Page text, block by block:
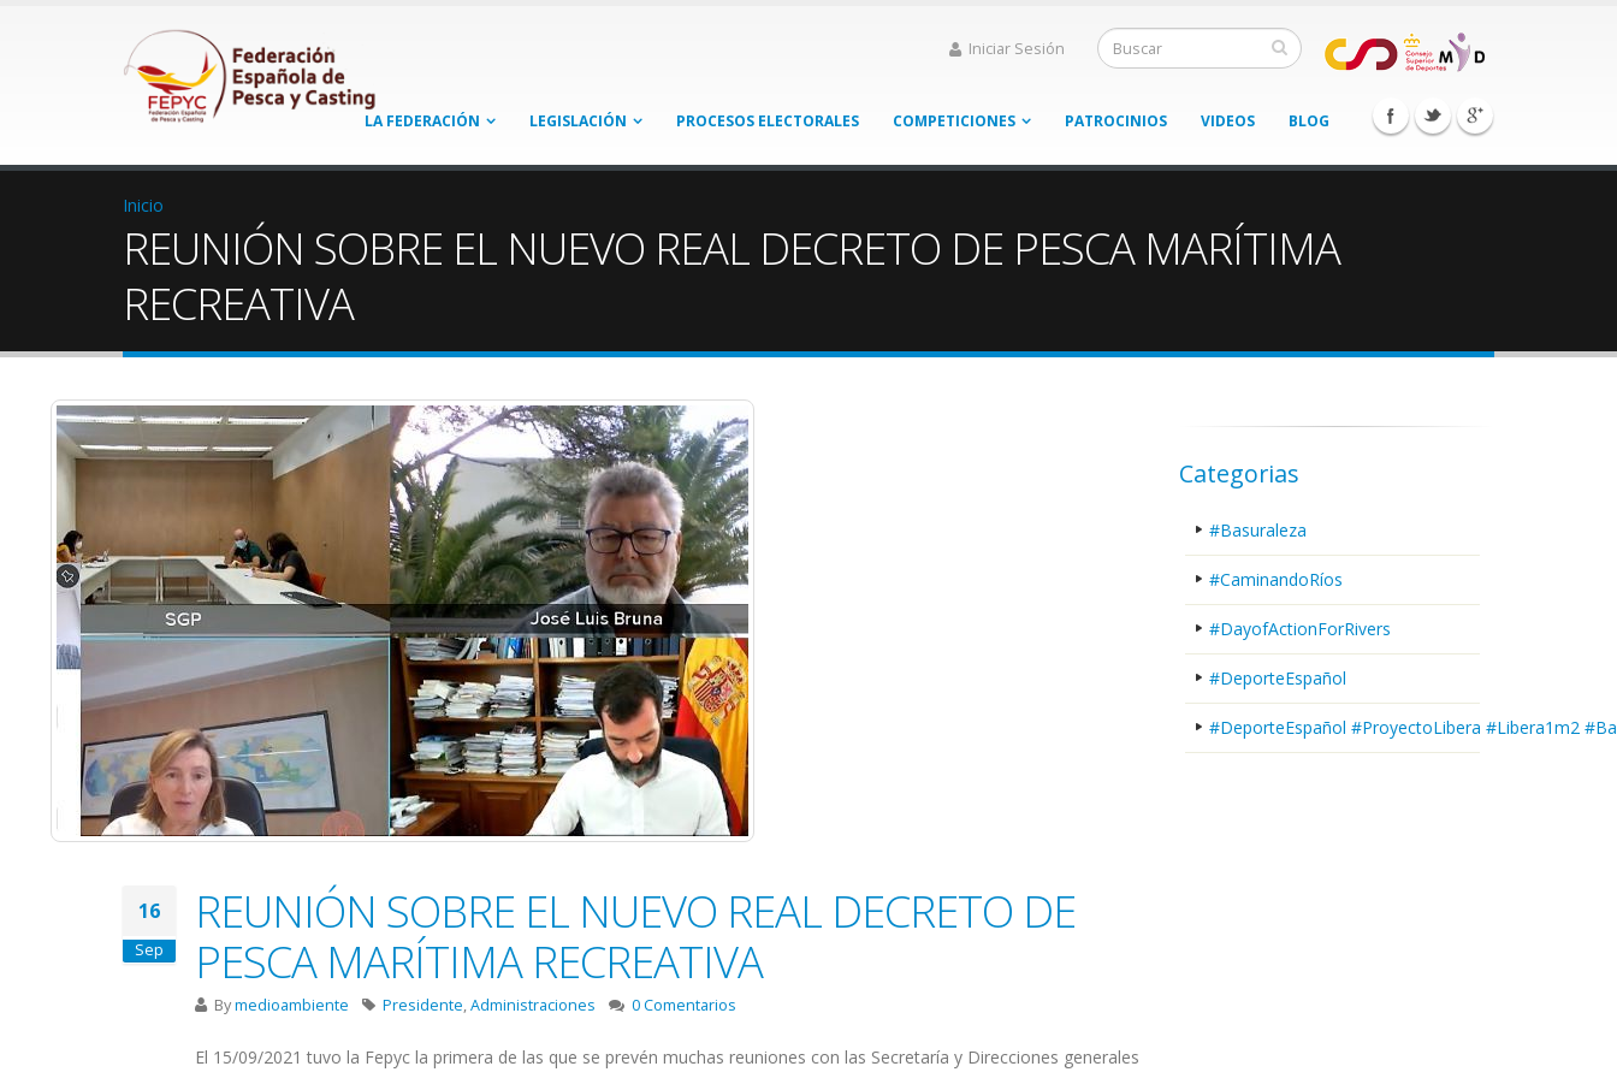
Iniciar Sesión
LA FEDERACIÓN LEGISLACIÓN PROCESOS ELECTORALES COMPETICIONES PATROCINIOS VIDEOS BLOG
Inicio
REUNIÓN SOBRE EL NUEVO REAL DECRETO DE PESCA MARÍTIMA
RECREATIVA
16
Sep
REUNIÓN SOBRE EL NUEVO REAL DECRETO DE
PESCA MARÍTIMA RECREATIVA
Bymedioambiente Presidente,Administraciones 0 Comentarios
El 15/09/2021 tuvo la Fepyc la primera de las que se prevén muchas reuniones con las Secretaría y Direcciones generales
Categorias
#Basuraleza
#CaminandoRíos
#DayofActionForRivers
#DeporteEspañol
#DeporteEspañol #ProyectoLibera #Libera1m2